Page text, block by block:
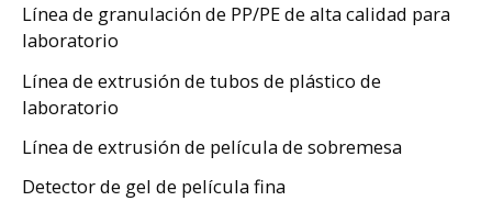
Línea de granulación de PP/PE de alta calidad para
laboratorio
Línea de extrusión de tubos de plástico de
laboratorio
Línea de extrusión de película de sobremesa
Detector de gel de película fina